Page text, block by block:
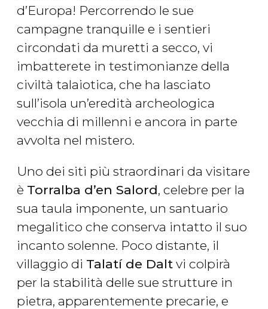
d’Europa! Percorrendo le sue
campagne tranquille e i sentieri
circondati da muretti a secco, vi
imbatterete in testimonianze della
civiltà talaiotica, che ha lasciato
sull’isola un’eredità archeologica
vecchia di millenni e ancora in parte
avvolta nel mistero.
Uno dei siti più straordinari da visitare
è Torralba d’en Salord, celebre per la
sua taula imponente, un santuario
megalitico che conserva intatto il suo
incanto solenne. Poco distante, il
villaggio di Talatí de Dalt vi colpirà
per la stabilità delle sue strutture in
pietra, apparentemente precarie, e